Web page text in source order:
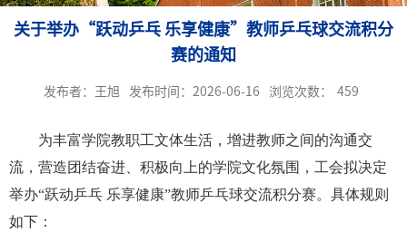
关于举办“跃动乒乓 乐享健康”教师乒乓球交流积分
赛的通知
发布者：王旭 发布时间：2026-06-16 浏览次数： 459
为丰富学院教职工文体生活，增进教师之间的沟通交
流，营造团结奋进、积极向上的学院文化氛围，工会拟决定
举办“跃动乒乓 乐享健康”教师乒乓球交流积分赛。具体规则
如下：